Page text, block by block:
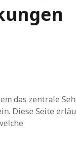
das zentrale
Diese Seite